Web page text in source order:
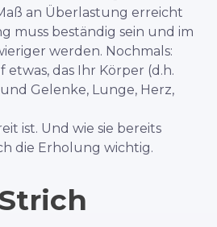
an Überlastung erreicht
muss beständig sein und im
werden. Nochmals:
etwas, das Ihr Körper (d.h.
Gelenke, Lunge, Herz,
ist. Und wie sie bereits
die Erholung wichtig.